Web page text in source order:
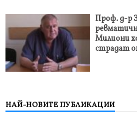
Проф. д-р
Милиони
страдат
НАЙ-НОВИТЕ ПУБЛИКАЦИИ